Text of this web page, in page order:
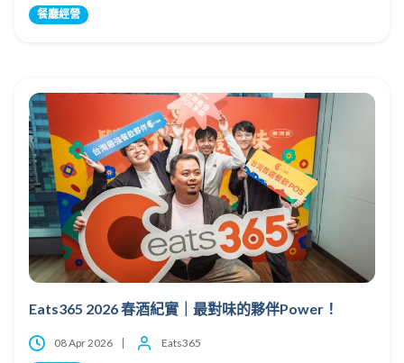
餐廳經營
Eats365 2026 春酒紀實｜最對味的夥伴Power！
08 Apr 2026 Eats365